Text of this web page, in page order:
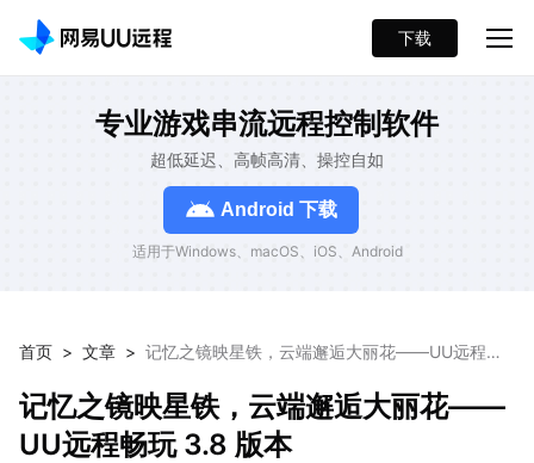
下载
专业游戏串流远程控制软件
超低延迟、高帧高清、操控自如
Android 下载
适用于Windows、macOS、iOS、Android
首页 > 文章 > 记忆之镜映星铁，云端邂逅大丽花——UU远程畅
记忆之镜映星铁，云端邂逅大丽花——
UU远程畅玩 3.8 版本